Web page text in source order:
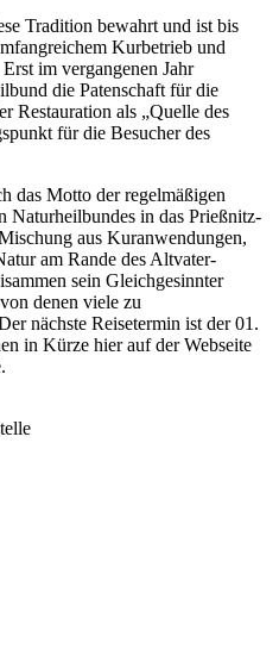
Tradition bewahrt und ist bis
Kurbetrieb und
im vergangenen Jahr
die Patenschaft für die
Restauration als „Quelle des
für die Besucher des
das Motto der regelmäßigen
Naturheilbundes in das Prießnitz-
aus Kuranwendungen,
am Rande des Altvater-
sein Gleichgesinnter
denen viele zu
nächste Reisetermin ist der 01.
in Kürze hier auf der Webseite